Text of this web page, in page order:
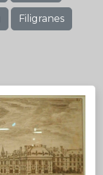
Filigranes